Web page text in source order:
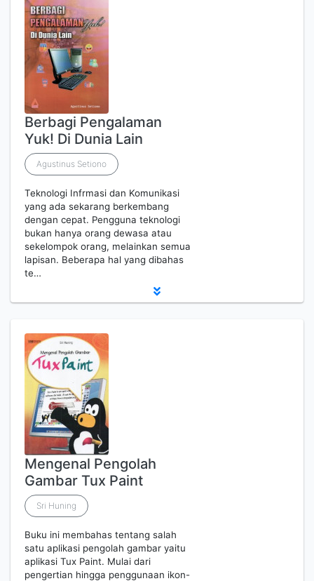
Berbagi Pengalaman
Yuk! Di Dunia Lain
Agustinus Setiono
Teknologi Infrmasi dan Komunikasi
yang ada sekarang berkembang
dengan cepat. Pengguna teknologi
bukan hanya orang dewasa atau
sekelompok orang, melainkan semua
lapisan. Beberapa hal yang dibahas
te…
Mengenal Pengolah
Gambar Tux Paint
Sri Huning
Buku ini membahas tentang salah
satu aplikasi pengolah gambar yaitu
aplikasi Tux Paint. Mulai dari
pengertian hingga penggunaan ikon-